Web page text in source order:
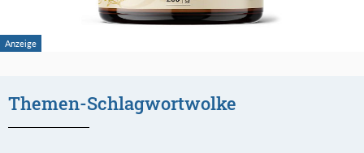
Themen-Schlagwortwolke